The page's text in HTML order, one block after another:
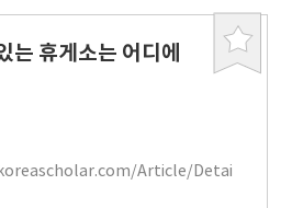
북
는 휴게소는 어디에
Article/Detai